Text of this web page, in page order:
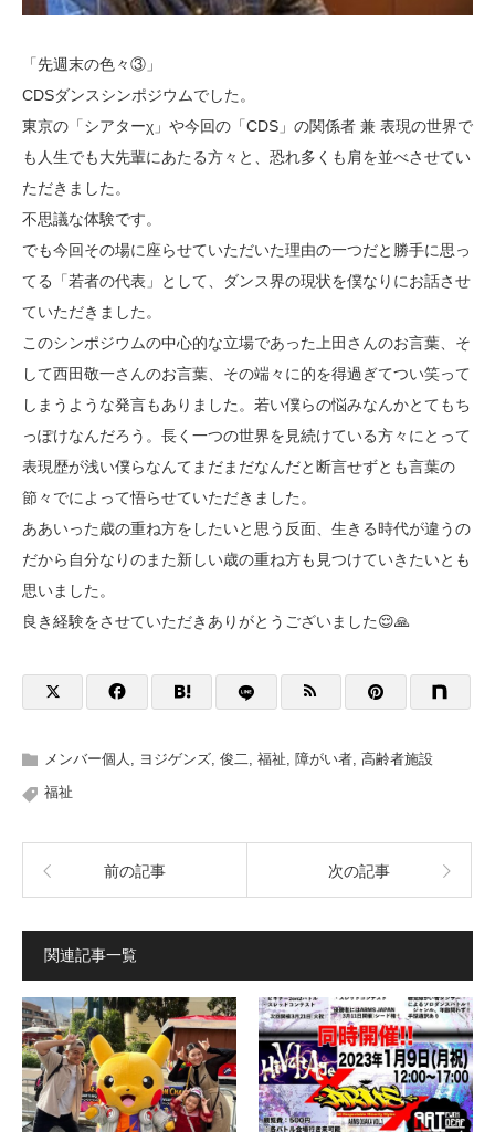
「先週末の色々③」
CDSダンスシンポジウムでした。
東京の「シアターχ」や今回の「CDS」の関係者 兼 表現の世界で
も人生でも大先輩にあたる方々と、恐れ多くも肩を並べさせてい
ただきました。
不思議な体験です。
でも今回その場に座らせていただいた理由の一つだと勝手に思っ
てる「若者の代表」として、ダンス界の現状を僕なりにお話させ
ていただきました。
このシンポジウムの中心的な立場であった上田さんのお言葉、そ
して西田敬一さんのお言葉、その端々に的を得過ぎてつい笑って
しまうような発言もありました。若い僕らの悩みなんかとてもち
っぽけなんだろう。長く一つの世界を見続けている方々にとって
表現歴が浅い僕らなんてまだまだなんだと断言せずとも言葉の
節々でによって悟らせていただきました。
ああいった歳の重ね方をしたいと思う反面、生きる時代が違うの
だから自分なりのまた新しい歳の重ね方も見つけていきたいとも
思いました。
良き経験をさせていただきありがとうございました😌🙏
メンバー個人 , ヨジゲンズ, 俊二, 福祉, 障がい者, 高齢者施設
福祉
前の記事 次の記事
関連記事一覧